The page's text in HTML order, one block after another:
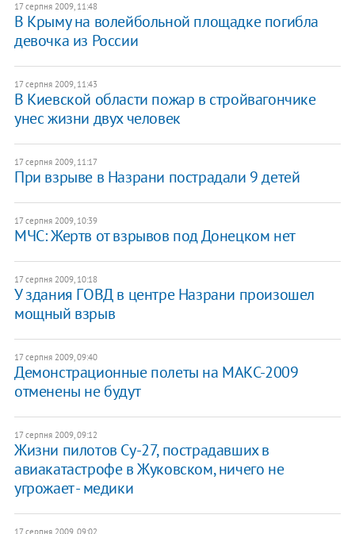
17 серпня 2009, 11:48
В Крыму на волейбольной площадке погибла
девочка из России
17 серпня 2009, 11:43
В Киевской области пожар в стройвагончике
унес жизни двух человек
17 серпня 2009, 11:17
При взрыве в Назрани пострадали 9 детей
17 серпня 2009, 10:39
МЧС: Жертв от взрывов под Донецком нет
17 серпня 2009, 10:18
У здания ГОВД в центре Назрани произошел
мощный взрыв
17 серпня 2009, 09:40
Демонстрационные полеты на МАКС-2009
отменены не будут
17 серпня 2009, 09:12
Жизни пилотов Су-27, пострадавших в
авиакатастрофе в Жуковском, ничего не
угрожает - медики